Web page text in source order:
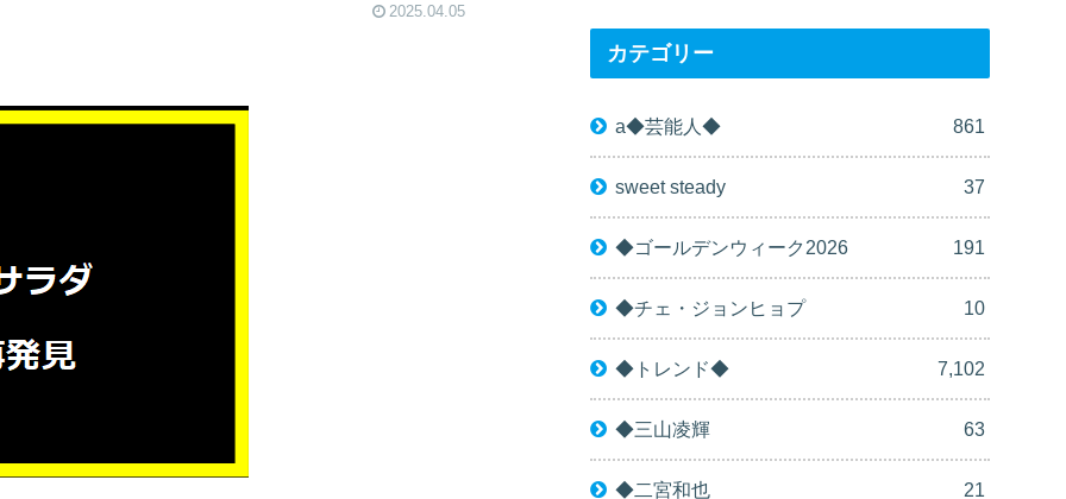
2025.04.05
カテゴリー
a◆芸能人◆ 861
sweet steady 37
◆ゴールデンウィーク2026 191
◆チェ・ジョンヒョプ 10
◆トレンド◆ 7,102
◆三山凌輝 63
◆二宮和也 21